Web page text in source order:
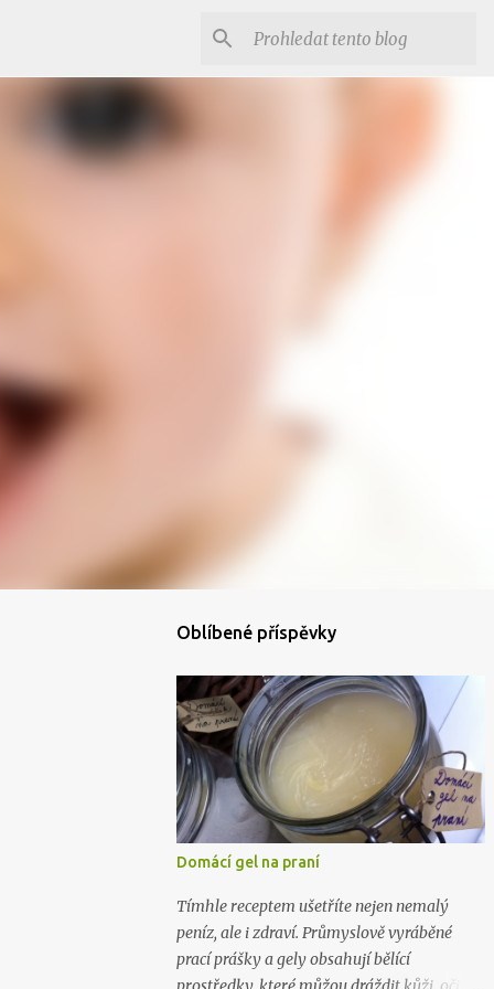
Oblíbené příspěvky
Domácí gel na praní
Tímhle receptem ušetříte nejen nemalý
peníz, ale i zdraví. Průmyslově vyráběné
prací prášky a gely obsahují bělící